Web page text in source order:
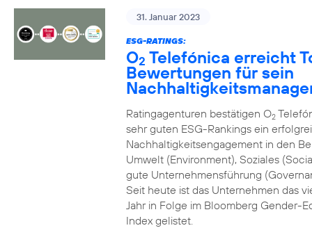
31. Januar 2023
ESG-RATINGS:
O2 Telefónica erreicht
Bewertungen für sein
Ratingagenturen bestätigen O2
sehr guten ESG-Rankings ein
Nachhaltigkeitsengagement in den
Umwelt (Environment), Soziales
gute Unternehmensführung
Seit heute ist das Unternehmen das
Jahr in Folge im Bloomberg Gender-
Index gelistet.